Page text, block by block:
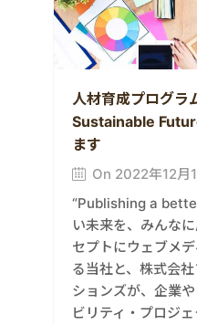
人材育成プログ
Sustainable
ます
On 2022年12月
“Publishing a
い未来を、みんな
セプトにウェブメ
る当社と、株式会
ションズが、企業
ビリティ・プロジ